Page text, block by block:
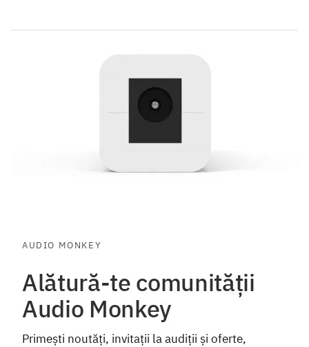
AUDIO MONKEY
Alătură-te comunității
Audio Monkey
Primești noutăți, invitații la audiții și oferte,